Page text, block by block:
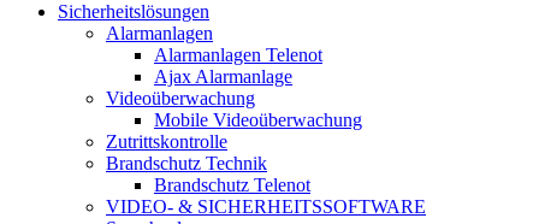
Sicherheitslösungen
Alarmanlagen
Alarmanlagen Telenot
Ajax Alarmanlage
Videoüberwachung
Mobile Videoüberwachung
Zutrittskontrolle
Brandschutz Technik
Brandschutz Telenot
VIDEO- & SICHERHEITSSOFTWARE